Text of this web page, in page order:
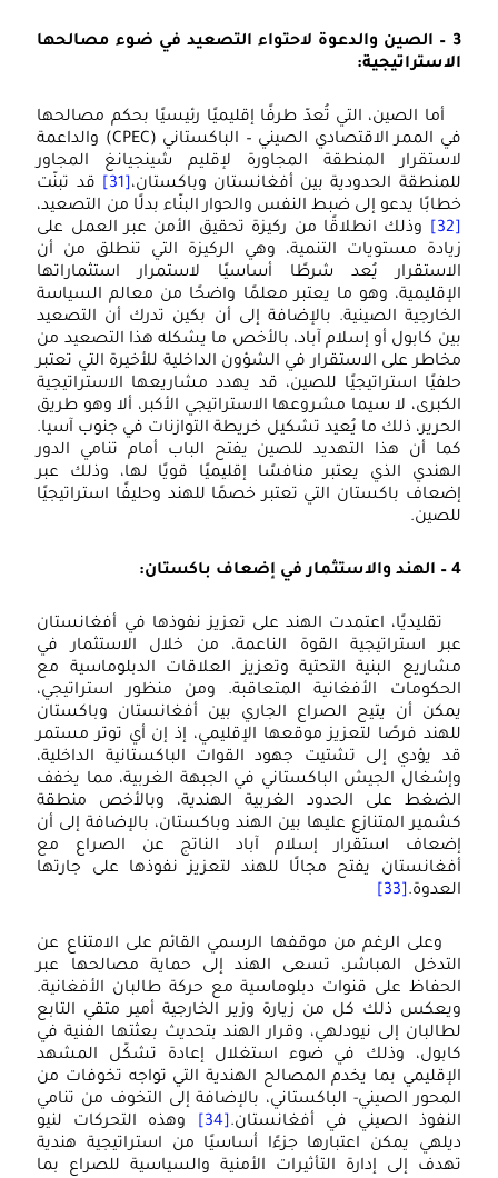
3 – الصين والدعوة لاحتواء التصعيد في ضوء مصالحها
الاستراتيجية:
أما الصين، التي تُعدّ طرفًا إقليميًا رئيسيًا بحكم مصالحها
في الممر الاقتصادي الصيني – الباكستاني (CPEC) والداعمة
لاستقرار المنطقة المجاورة لإقليم شينجيانغ المجاور
للمنطقة الحدودية بين أفغانستان وباكستان، [31]
قد تبنّت
خطابًا يدعو إلى ضبط النفس والحوار البنّاء بدلًا من التصعيد،
[32]
وذلك انطلاقًا من ركيزة تحقيق الأمن عبر العمل على
زيادة مستويات التنمية، وهي الركيزة التي تنطلق من أن
الاستقرار يُعد شرطًا أساسيًا لاستمرار استثماراتها
الإقليمية، وهو ما يعتبر معلمًا واضحًا من معالم السياسة
الخارجية الصينية. بالإضافة إلى أن بكين تدرك أن التصعيد
بين كابول أو إسلام آباد، بالأخص ما يشكله هذا التصعيد من
مخاطر على الاستقرار في الشؤون الداخلية للأخيرة التي تعتبر
حلفيًا استراتيجيًا للصين، قد يهدد مشاريعها الاستراتيجية
الكبرى، لا سيما مشروعها الاستراتيجي الأكبر، ألا وهو طريق
الحرير، ذلك ما يُعيد تشكيل خريطة التوازنات في جنوب آسيا.
كما أن هذا التهديد للصين يفتح الباب أمام تنامي الدور
الهندي الذي يعتبر منافسًا إقليميًا قويًا لها، وذلك عبر
إضعاف باكستان التي تعتبر خصمًا للهند وحليفًا استراتيجيًا
للصين.
4 – الهند والاستثمار في إضعاف باكستان:
تقليديًا، اعتمدت الهند على تعزيز نفوذها في أفغانستان
عبر استراتيجية القوة الناعمة، من خلال الاستثمار في
مشاريع البنية التحتية وتعزيز العلاقات الدبلوماسية مع
الحكومات الأفغانية المتعاقبة. ومن منظور استراتيجي،
يمكن أن يتيح الصراع الجاري بين أفغانستان وباكستان
للهند فرصًا لتعزيز موقعها الإقليمي، إذ إن أي توتر مستمر
قد يؤدي إلى تشتيت جهود القوات الباكستانية الداخلية،
وإشغال الجيش الباكستاني في الجبهة الغربية، مما يخفف
الضغط على الحدود الغربية الهندية، وبالأخص منطقة
كشمير المتنازع عليها بين الهند وباكستان، بالإضافة إلى أن
إضعاف استقرار إسلام آباد الناتج عن الصراع مع
أفغانستان يفتح مجالًا للهند لتعزيز نفوذها على جارتها
العدوة. [33]
وعلى الرغم من موقفها الرسمي القائم على الامتناع عن
التدخل المباشر، تسعى الهند إلى حماية مصالحها عبر
الحفاظ على قنوات دبلوماسية مع حركة طالبان الأفغانية.
ويعكس ذلك كل من زيارة وزير الخارجية أمير متقي التابع
لطالبان إلى نيودلهي، وقرار الهند بتحديث بعثتها الفنية في
كابول، وذلك في ضوء استغلال إعادة تشكّل المشهد
الإقليمي بما يخدم المصالح الهندية التي تواجه تخوفات من
المحور الصيني- الباكستاني، بالإضافة إلى التخوف من تنامي
النفوذ الصيني في أفغانستان. [34]
وهذه التحركات لنيو
ديلهي يمكن اعتبارها جزءًا أساسيًا من استراتيجية هندية
تهدف إلى إدارة التأثيرات الأمنية والسياسية للصراع بما